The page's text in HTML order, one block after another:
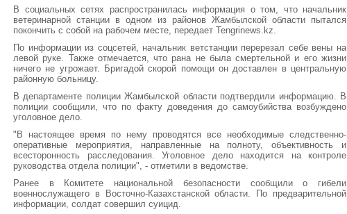
В социальных сетях распространилась информация о том, что начальник
ветеринарной станции в одном из районов Жамбылской области пытался
покончить с собой на рабочем месте, передает Tengrinews.kz.
По информации из соцсетей, начальник ветстанции перерезал себе вены на
левой руке. Также отмечается, что рана не была смертельной и его жизни
ничего не угрожает. Бригадой скорой помощи он доставлен в центральную
районную больницу.
В департаменте полиции Жамбылской области подтвердили информацию. В
полиции сообщили, что по факту доведения до самоубийства возбуждено
уголовное дело.
"В настоящее время по нему проводятся все необходимые следственно-
оперативные мероприятия, направленные на полноту, объективность и
всесторонность расследования. Уголовное дело находится на контроле
руководства отдела полиции", - отметили в ведомстве.
Ранее в Комитете национальной безопасности сообщили о гибели
военнослужащего в Восточно-Казахстанской области. По предварительной
информации, солдат совершил суицид.